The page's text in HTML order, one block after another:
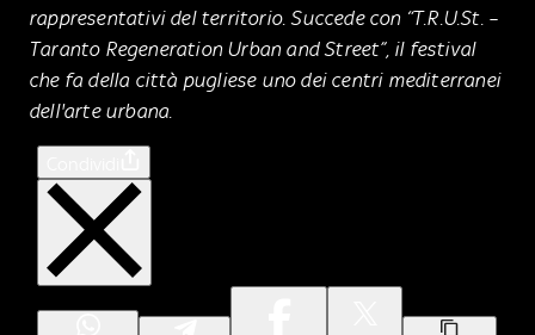
rappresentativi del territorio. Succede con “T.R.U.St. –
Taranto Regeneration Urban and Street”, il festival
che fa della città pugliese uno dei centri mediterranei
dell'arte urbana.